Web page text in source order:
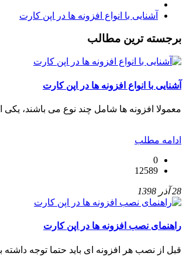
آشنایی با انواع افزونه ها در اپن کارت
برجسته ترین مطالب
آشنایی با انواع افزونه ها در اپن کارت
معمولا افزونه ها شامل چند نوع می باشند،
ادامه مطلب
0
12589
28 آذر 1398
راهنمای نصب افزونه ها در اپن کارت
قبل از نصب هر افزونه ای باید حتما توجه داشته